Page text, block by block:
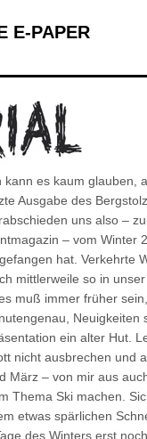
E-PAPER
kann es kaum glauben,
Ausgabe des
uns also –
– vom Winter
hat. Verkehrte
mittlerweile so in
muß immer früher
Neuigkeiten
ein alter Hut.
nicht ausbrechen und
März – von mir aus
Thema Ski machen.
etwas spärlichen
des Winters erst